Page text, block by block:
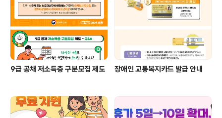
9급 공채 저소득층 구분모집 제도 장애인 교통복지카드 발급 안내